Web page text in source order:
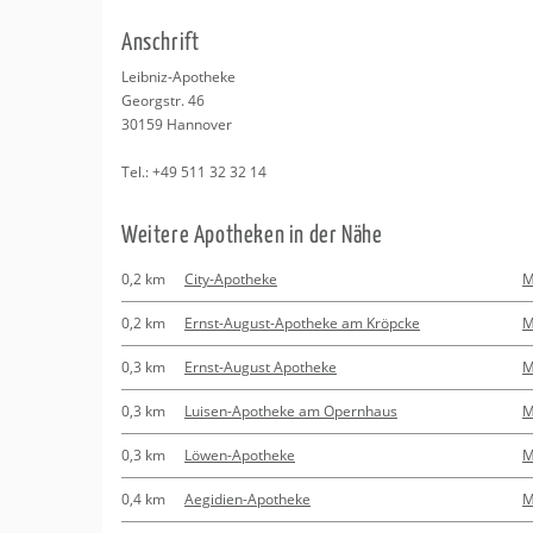
Beratung
Kurse
Regionale Tipps
An­schrift
Leib­niz-Apo­the­ke
Ge­orgstr. 46
30159 Han­no­ver
Tel.:+49 511 32 32 14
Wei­te­re Apo­the­ken in der Nähe
0,2 km City-Apotheke
0,2 km Ernst-August-Apotheke am Kröpcke
0,3 km Ernst-August Apotheke
0,3 km Luisen-Apotheke am Opernhaus
0,3 km Löwen-Apotheke
0,4 km Aegidien-Apotheke